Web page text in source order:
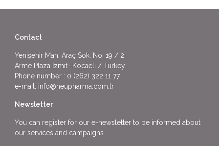
Contact
Yenişehir Mah. Araç Sok. No: 19 / 2
Arme Plaza İzmit- Kocaeli / Turkey
Phone number : 0 (262) 322 11 77
e-mail: info@neupharma.com.tr
Newsletter
You can register for our e-newsletter to be informed about
our services and campaigns.